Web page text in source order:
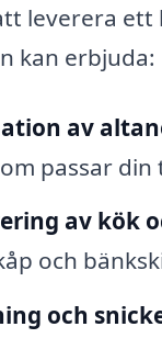
leverera ett
kan erbjuda:
av
passar
av kök
och
och